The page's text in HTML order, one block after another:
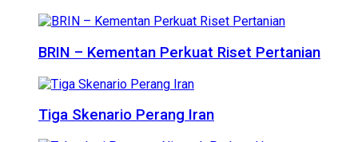
BRIN – Kementan Perkuat Riset Pertanian
Tiga Skenario Perang Iran